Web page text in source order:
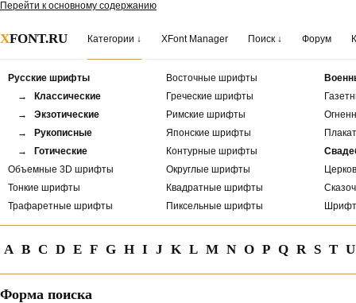
Перейти к основному содержанию
XFONT.RU Категории ↓ XFont Manager Поиск ↓ Форум
Русские шрифты
→ Классические
→ Экзотические
→ Рукописные
→ Готические
Объемные 3D шрифты
Тонкие шрифты
Трафаретные шрифты
Восточные шрифты
Греческие шрифты
Римские шрифты
Японские шрифты
Контурные шрифты
Округлые шрифты
Квадратные шрифты
Пиксельные шрифты
A B C D E F G H I J K L M N O P Q R S T U
Форма поиска